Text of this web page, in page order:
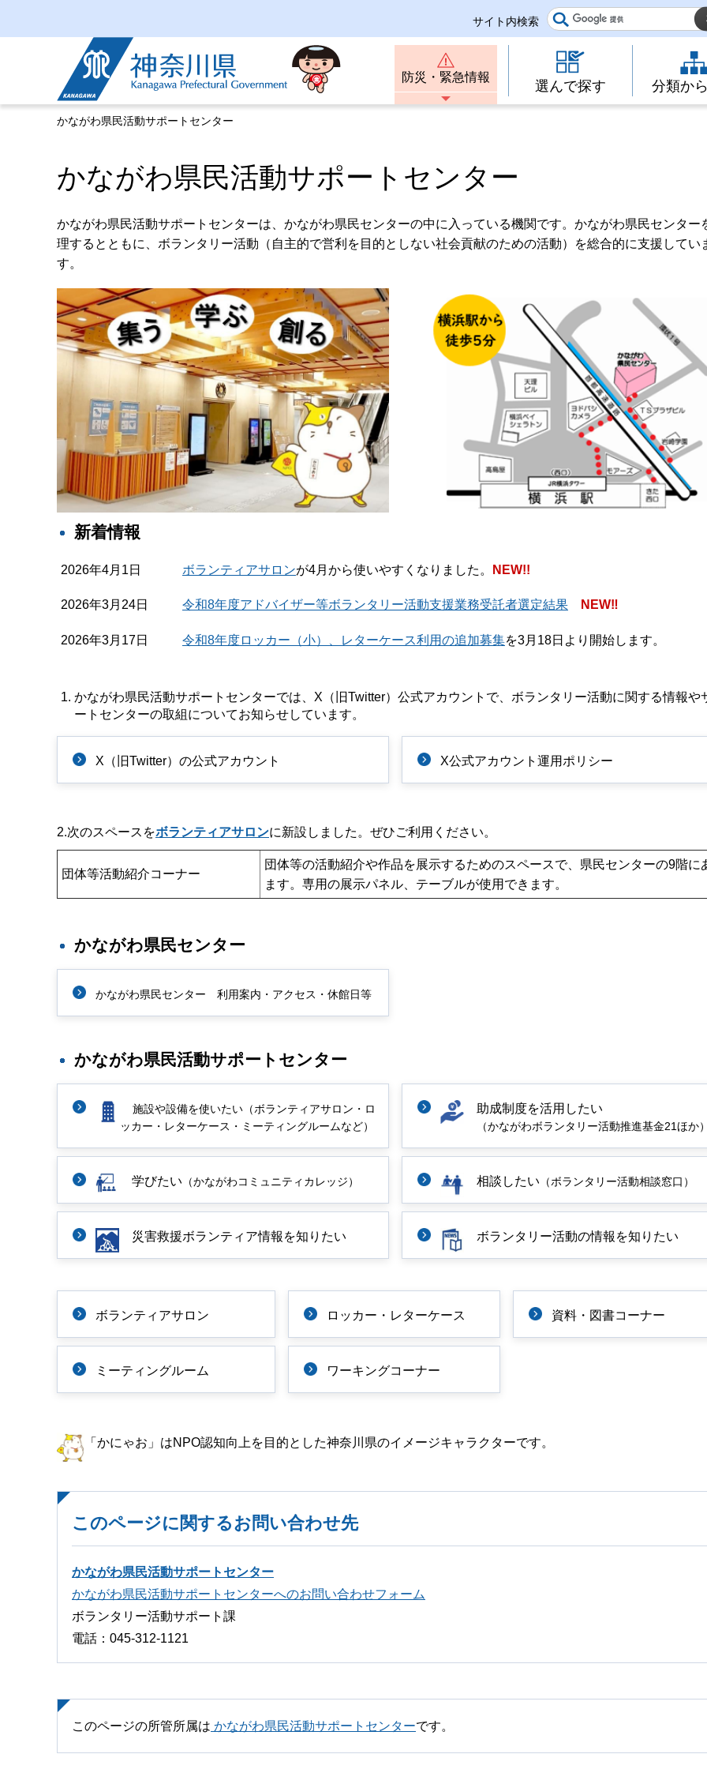
サイト内検索
神奈川県
防災・緊急情報
選んで探す 分類か
かながわ県民活動サポートセンター
かながわ県民活動サポートセンター
かながわ県民活動サポートセンターは、かながわ県民センターの中に入っている機関です。かながわ県民センター
理するとともに、ボランタリー活動（自主的で営利を目的としない社会貢献のための活動）を総合的に支援してい
す。
新着情報
2026年4月1日 ボランティアサロンが4月から使いやすくなりました。 NEW!!
2026年3月24日 令和8年度アドバイザー等ボランタリー活動支援業務受託者選定結果 NEW‼
2026年3月17日 令和8年度ロッカー（小）、レターケース利用の追加募集を3月18日より開始します。
かながわ県民活動サポートセンターでは、X（旧Twitter）公式アカウントで、ボランタリー活動に関する情報や
ートセンターの取組についてお知らせしています。
X（旧Twitter）の公式アカウント X公式アカウント運用ポリシー
2.次のスペースをボランティアサロンに新設しました。ぜひご利用ください。
団体等活動紹介コーナー
団体等の活動紹介や作品を展示するためのスペースで、県民センターの9階に
ます。専用の展示パネル、テーブルが使用できます。
かながわ県民センター
かながわ県民センター 利用案内・アクセス・休館日等
かながわ県民活動サポートセンター
施設や設備を使いたい（ボランティアサロン・ロ
ッカー・レターケース・ミーティングルームなど）
学びたい （かながわコミュニティカレッジ）
災害救援ボランティア情報を知りたい
助成制度を活用したい
（かながわボランタリー活動推進基金21ほか
相談したい （ボランタリー活動相談窓口）
ボランタリー活動の情報を知りたい
ボランティアサロン
ミーティングルーム
ロッカー・レターケース
ワーキングコーナー
資料・図書コーナー
「かにゃお」はNPO認知向上を目的とした神奈川県のイメージキャラクターです。
このページに関するお問い合わせ先
かながわ県民活動サポートセンター
かながわ県民活動サポートセンターへのお問い合わせフォーム
ボランタリー活動サポート課
電話：045-312-1121
このページの所管所属は かながわ県民活動サポートセンターです。